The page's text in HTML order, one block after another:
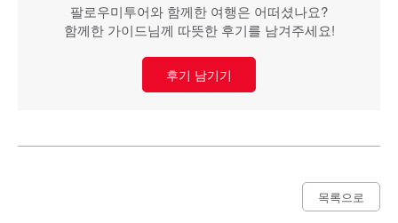
팔로우미투어와 함께한 여행은 어떠셨나요?
함께한 가이드님께 따뜻한 후기를 남겨주세요!
후기 남기기
목록으로